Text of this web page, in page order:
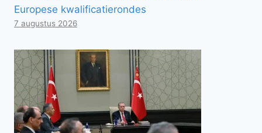
Europese kwalificatierondes
7 augustus 2026